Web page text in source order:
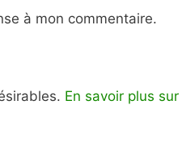
à mon commentaire.
En savoir plus